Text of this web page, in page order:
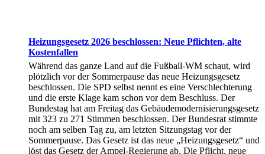
Heizungsgesetz 2026 beschlossen: Neue Pflichten, alte
Kostenfallen
Während das ganze Land auf die Fußball-WM schaut, wird
plötzlich vor der Sommerpause das neue Heizungsgesetz
beschlossen. Die SPD selbst nennt es eine Verschlechterung
und die erste Klage kam schon vor dem Beschluss. Der
Bundestag hat am Freitag das Gebäudemodernisierungsgesetz
mit 323 zu 271 Stimmen beschlossen. Der Bundesrat stimmte
noch am selben Tag zu, am letzten Sitzungstag vor der
Sommerpause. Das Gesetz ist das neue „Heizungsgesetz“ und
löst das Gesetz der Ampel-Regierung ab. Die Pflicht, neue